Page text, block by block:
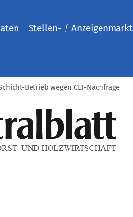
Stellen- / Anzeigenmarkt
Betrieb wegen CLT-Nachfrage